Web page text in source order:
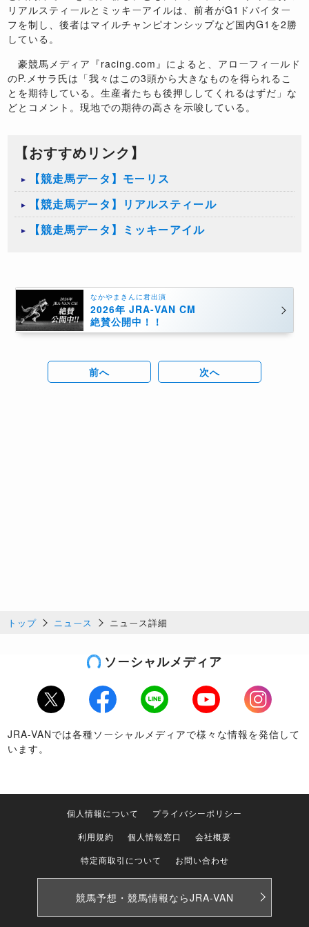
リアルスティールとミッキーアイルは、前者がG1ドバイター
フを制し、後者はマイルチャンピオンシップなど国内G1を2勝
している。
豪競馬メディア『racing.com』によると、アローフィールド
のP.メサラ氏は「我々はこの3頭から大きなものを得られるこ
とを期待している。生産者たちも後押ししてくれるはずだ」な
どとコメント。現地での期待の高さを示唆している。
【おすすめリンク】
【競走馬データ】モーリス
【競走馬データ】リアルスティール
【競走馬データ】ミッキーアイル
なかやまきんに君出演
2026年 JRA-VAN CM
絶賛公開中！！
前へ 次へ
トップ ニュース ニュース詳細
ソーシャルメディア
Twitter Facebook LINE Youtube
Instagram
JRA-VANでは各種ソーシャルメディアで様々な情報を発信して
います。
個人情報について
プライバシーポリシー
利用規約
個人情報窓口
会社概要
特定商取引について
お問い合わせ
競馬予想・競馬情報ならJRA-VAN